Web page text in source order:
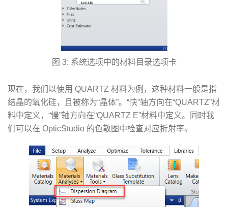
图 3: 系统选项中的材料目录选项卡
现在，我们以使用 QUARTZ 材料为例，这种材料一般是指
结晶的氧化硅，且被称为“晶体”。“快”轴方向在“QUARTZ”材
料中定义，“慢”轴方向在“QUARTZ E”材料中定义。同时我
们可以在 OpticStudio 的色散图中检查对应折射率。